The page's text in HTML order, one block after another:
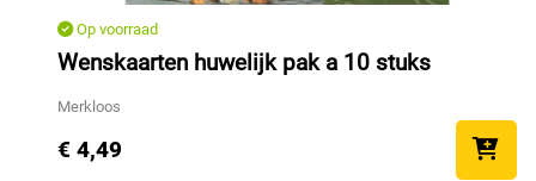
Op voorraad
Wenskaarten huwelijk pak a 10 stuks
Merkloos
€ 4,49